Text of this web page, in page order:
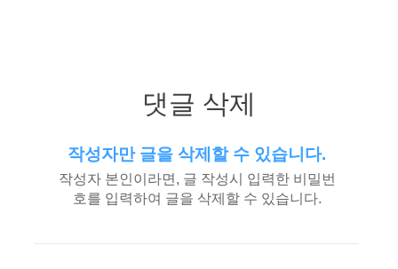
댓글 삭제
작성자만 글을 삭제할 수 있습니다.
작성자 본인이라면, 글 작성시 입력한 비밀번
호를 입력하여 글을 삭제할 수 있습니다.